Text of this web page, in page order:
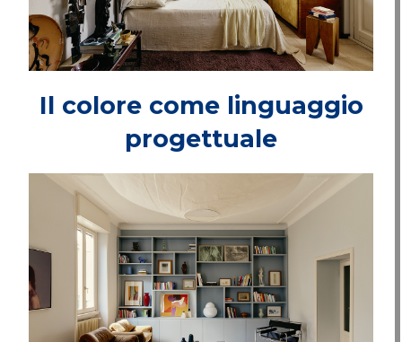
Il colore come linguaggio
progettuale